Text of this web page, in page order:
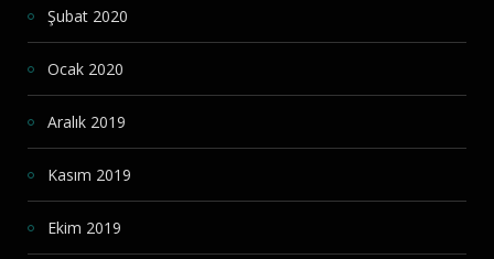
Şubat 2020
Ocak 2020
Aralık 2019
Kasım 2019
Ekim 2019